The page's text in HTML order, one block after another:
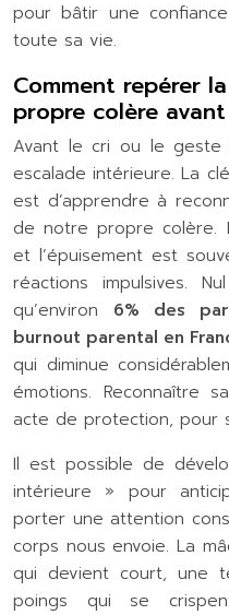
pour bâtir une
toute sa vie.
Comment repérer
propre colère
Avant le cri ou le
escalade intérieure. La
est d’apprendre à
de notre propre colère.
et l’épuisement est
réactions impulsives.
qu’environ 6% des
burnout parental en
qui diminue
émotions. Reconnaître
acte de protection, pour
Il est possible de
intérieure » pour
porter une attention
corps nous envoie. La
qui devient court, une
poings qui se